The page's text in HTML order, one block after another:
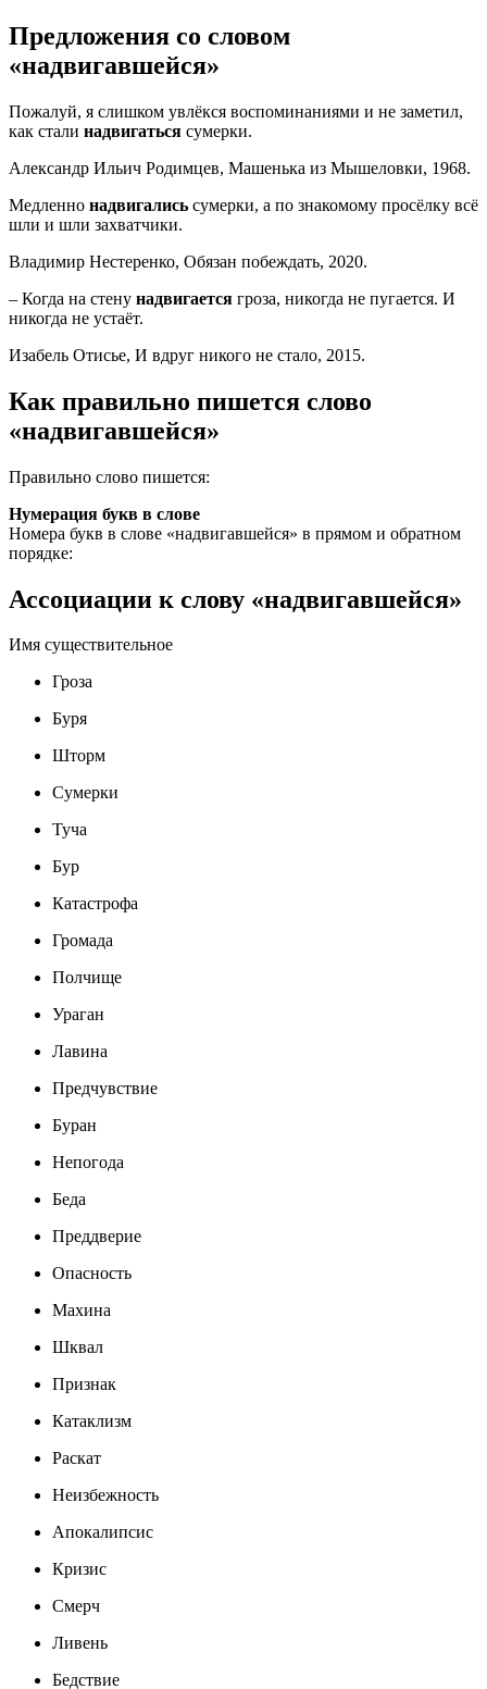
Предложения со словом
«надвигавшейся»
Пожалуй, я слишком увлёкся воспоминаниями и не заметил,
как стали надвигаться сумерки.
Александр Ильич Родимцев, Машенька из Мышеловки, 1968.
Медленно надвигались сумерки, а по знакомому просёлку всё
шли и шли захватчики.
Владимир Нестеренко, Обязан побеждать, 2020.
– Когда на стену надвигается гроза, никогда не пугается. И
никогда не устаёт.
Изабель Отисье, И вдруг никого не стало, 2015.
Как правильно пишется слово
«надвигавшейся»
Правильно слово пишется:
Нумерация букв в слове
Номера букв в слове «надвигавшейся» в прямом и обратном
порядке:
Ассоциации к слову «надвигавшейся»
Имя существительное
Гроза
Буря
Шторм
Сумерки
Туча
Бур
Катастрофа
Громада
Полчище
Ураган
Лавина
Предчувствие
Буран
Непогода
Беда
Преддверие
Опасность
Махина
Шквал
Признак
Катаклизм
Раскат
Неизбежность
Апокалипсис
Кризис
Смерч
Ливень
Бедствие